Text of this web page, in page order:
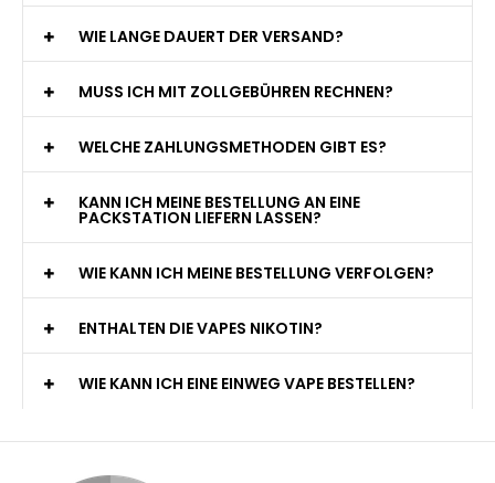
WIE LANGE DAUERT DER VERSAND?
MUSS ICH MIT ZOLLGEBÜHREN RECHNEN?
WELCHE ZAHLUNGSMETHODEN GIBT ES?
KANN ICH MEINE BESTELLUNG AN EINE
PACKSTATION LIEFERN LASSEN?
WIE KANN ICH MEINE BESTELLUNG VERFOLGEN?
ENTHALTEN DIE VAPES NIKOTIN?
WIE KANN ICH EINE EINWEG VAPE BESTELLEN?